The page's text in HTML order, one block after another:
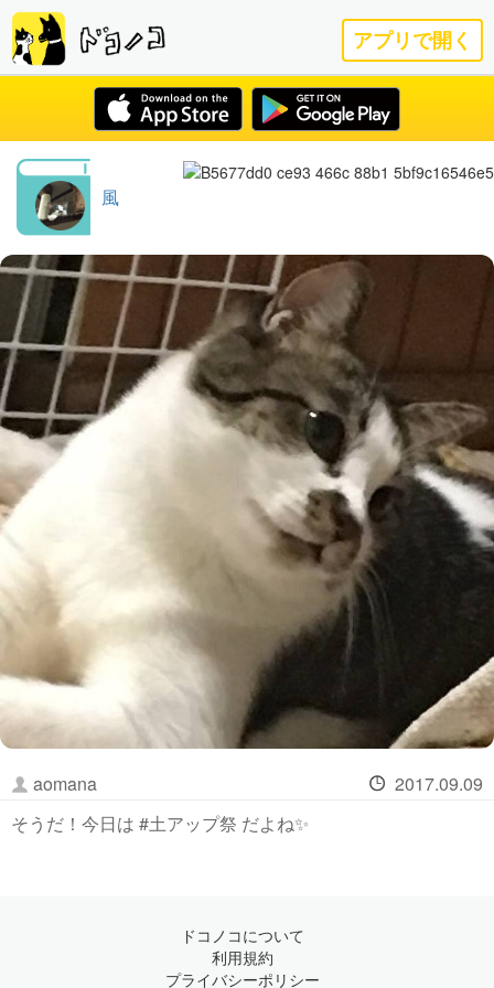
アプリで開く
風
aomana
2017.09.09
そうだ！今日は #土アップ祭 だよね✨
ドコノコについて
利用規約
プライバシーポリシー